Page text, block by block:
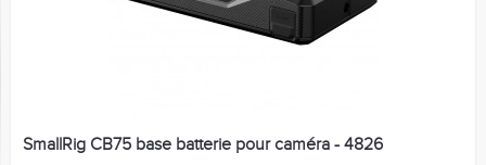
SmallRig CB75 base batterie pour caméra - 4826